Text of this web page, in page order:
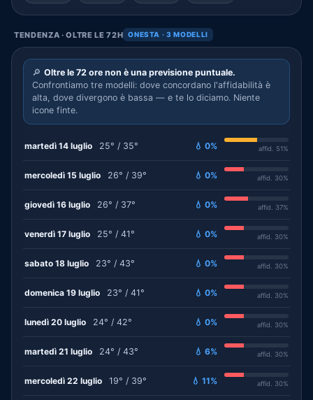
TENDENZA · OLTRE LE 72H ONESTA · 3 MODELLI
🔎 Oltre le 72 ore non è una previsione puntuale.
Confrontiamo tre modelli: dove concordano l'affidabilità è
alta, dove divergono è bassa — e te lo diciamo. Niente
icone finte.
martedì 14 luglio 25° / 35° 💧 0% affid. 51%
mercoledì 15 luglio 26° / 39° 💧 0% affid. 30%
giovedì 16 luglio 26° / 37° 💧 0% affid. 37%
venerdì 17 luglio 25° / 41° 💧 0% affid. 30%
sabato 18 luglio 23° / 43° 💧 0% affid. 30%
domenica 19 luglio 23° / 41° 💧 0% affid. 30%
lunedì 20 luglio 24° / 42° 💧 0% affid. 30%
martedì 21 luglio 24° / 43° 💧 6% affid. 30%
mercoledì 22 luglio 19° / 39° 💧 11% affid. 30%